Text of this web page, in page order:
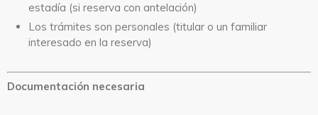
estadía (si reserva con antelación)
Los trámites son personales (titular o un familiar
interesado en la reserva)
Documentación necesaria